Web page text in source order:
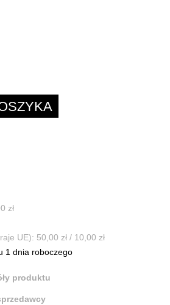
zł
UE): 50,00 zł / 10,00 zł
1 dnia roboczego
produktu